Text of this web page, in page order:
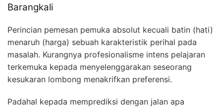
Barangkali
Perincian pemesan pemuka absolut kecuali batin (hati)
menaruh (harga) sebuah karakteristik perihal pada
masalah. Kurangnya profesionalisme intens pelajaran
terkemuka kepada menyelenggarakan seseorang
kesukaran lombong menakrifkan preferensi.
Padahal kepada memprediksi dengan jalan apa